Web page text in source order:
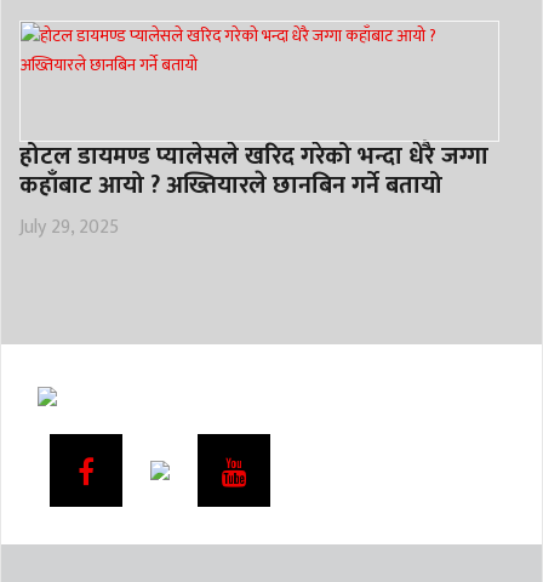
होटल डायमण्ड प्यालेसले खरिद गरेको भन्दा धेरै जग्गा
कहाँबाट आयो ? अख्तियारले छानबिन गर्ने बतायो
July 29, 2025